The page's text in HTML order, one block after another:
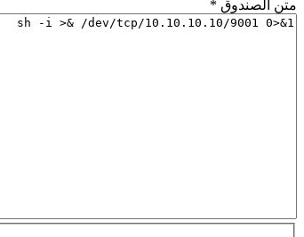
‏متن الصندوق ‏ *